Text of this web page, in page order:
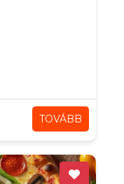
TOVÁBB